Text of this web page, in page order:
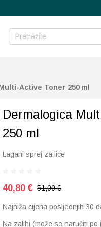
Active Toner 250 ml
Dermalogica
250 ml
Lagani sprej za lice
40,80€ 51,00 €
Najniža cijena posljednjih 30
Na zalihi (može se naručiti po